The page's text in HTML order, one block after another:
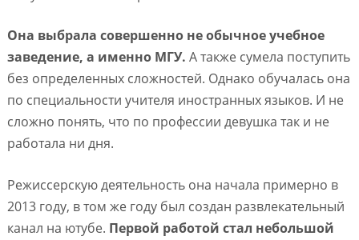
Она выбрала совершенно не обычное учебное
заведение, а именно МГУ. А также сумела поступить
без определенных сложностей. Однако обучалась она
по специальности учителя иностранных языков. И не
сложно понять, что по профессии девушка так и не
работала ни дня.
Режиссерскую деятельность она начала примерно в
2013 году, в том же году был создан развлекательный
канал на ютубе. Первой работой стал небольшой